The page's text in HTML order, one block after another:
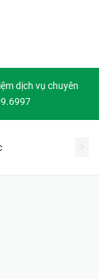
dịch vụ chuyên